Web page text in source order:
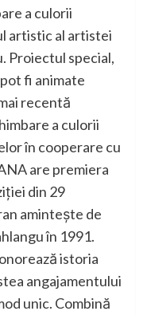
a culorii
artistic al artistei
Proiectul special,
fi animate
recentă
a culorii
în cooperare cu
are premiera
din 29
aminteşte de
în 1991.
istoria
angajamentului
unic. Combină